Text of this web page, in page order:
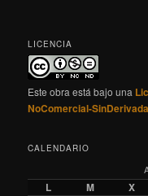
LICENCIA
Este obra está bajo una
NoComercial-
CALENDARIO
L M X